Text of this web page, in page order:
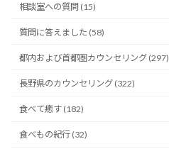
相談室への質問 (15)
質問に答えました (58)
都内および首都圏カウンセリング (297)
長野県のカウンセリング (322)
食べて癒す (182)
食べもの紀行 (32)